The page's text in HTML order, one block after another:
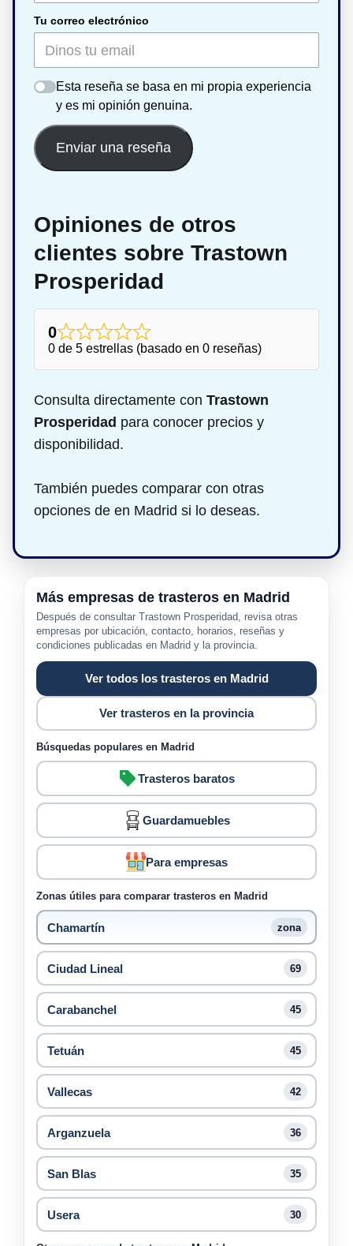
Tu correo electrónico
Esta reseña se basa en mi propia experiencia
y es mi opinión genuina.
Enviar una reseña
Opiniones de otros
clientes sobre Trastown
Prosperidad
0
0 de 5 estrellas (basado en 0 reseñas)
Consulta directamente con Trastown
Prosperidad para conocer precios y
disponibilidad.
También puedes comparar con otras
opciones de en Madrid si lo deseas.
Más empresas de trasteros en Madrid
Después de consultar Trastown Prosperidad, revisa otras
empresas por ubicación, contacto, horarios, reseñas y
condiciones publicadas en Madrid y la provincia.
Ver todos los trasteros en Madrid
Ver trasteros en la provincia
Búsquedas populares en Madrid
Trasteros baratos
Guardamuebles
Para empresas
Zonas útiles para comparar trasteros en Madrid
Chamartín zona
Ciudad Lineal 69
Carabanchel 45
Tetuán 45
Vallecas 42
Arganzuela 36
San Blas 35
Usera 30